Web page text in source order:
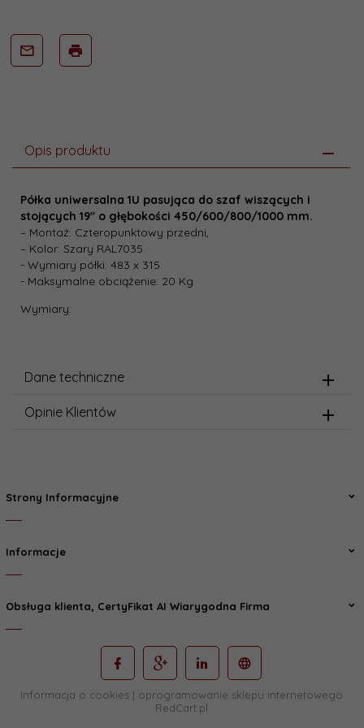
Opis produktu
Półka uniwersalna 1U pasująca do szaf wiszących i
stojących 19″ o głębokości 450/600/800/1000 mm.
– Montaż: Czteropunktowy przedni,
– Kolor: Szary RAL7035.
- Wymiary półki: 483 x 315
- Maksymalne obciążenie: 20 Kg
Wymiary:
Dane techniczne
Opinie Klientów
Strony Informacyjne
Informacje
Obsługa klienta, CertyFikat AI Wiarygodna Firma
Informacja o cookies| oprogramowanie sklepu internetowego
RedCart.pl